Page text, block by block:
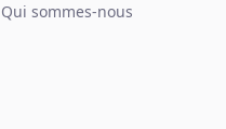
Qui sommes-nous